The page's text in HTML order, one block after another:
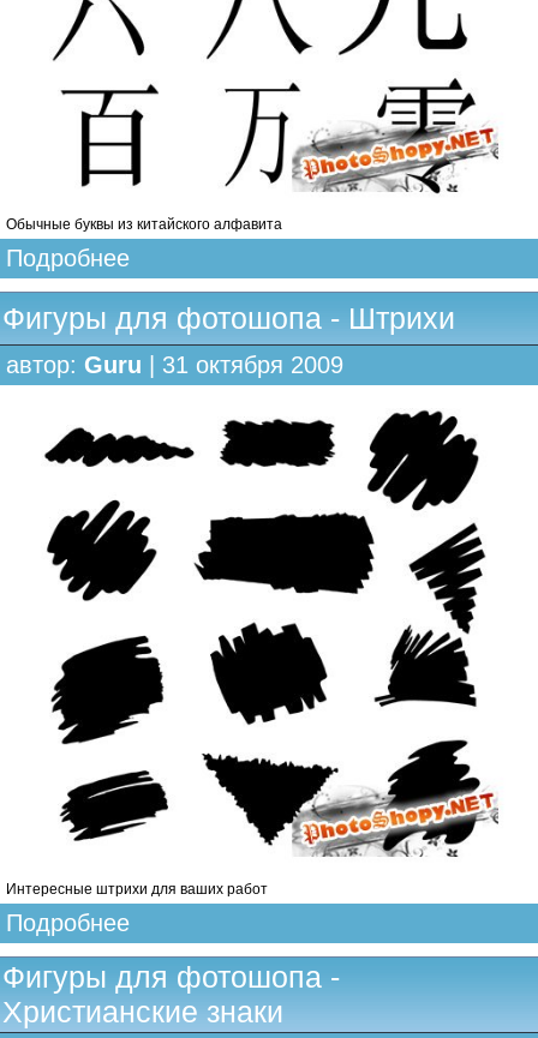
Обычные буквы из китайского алфавита
Подробнее
Фигуры для фотошопа - Штрихи
автор: Guru | 31 октября 2009
Интересные штрихи для ваших работ
Подробнее
Фигуры для фотошопа -
Христианские знаки